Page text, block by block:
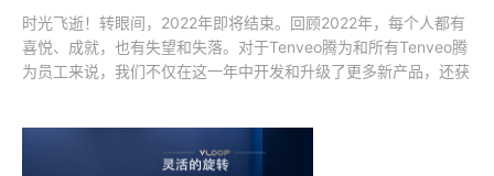
时光飞逝！转眼间，2022年即将结束。回顾2022年，每个人都有
喜悦、成就，也有失望和失落。对于Tenveo腾为和所有Tenveo腾
为员工来说，我们不仅在这一年中开发和升级了更多新产品，还获